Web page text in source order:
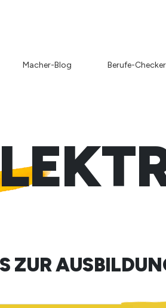
Macher-Blog Berufe-Checker
ZUR